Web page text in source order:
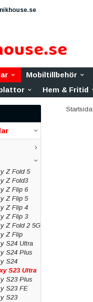
Mobiltillbehör
Hem & Fritid
Z Fold 5
Z Fold3
Z Flip 6
Z Flip 5
Z Flip 4
Z Flip 3
Z Fold 2 5G
Z Flip
S24 Ultra
S24 Plus
S24
S23 Ultra
S23 Plus
S23 FE
S23
Startsida